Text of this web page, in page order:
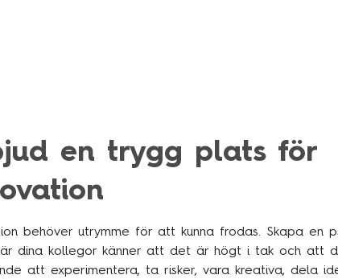
en trygg plats för
behöver utrymme för att kunna frodas. Skapa en
dina kollegor känner att det är högt i tak och att
att experimentera, ta risker, vara kreativa, dela